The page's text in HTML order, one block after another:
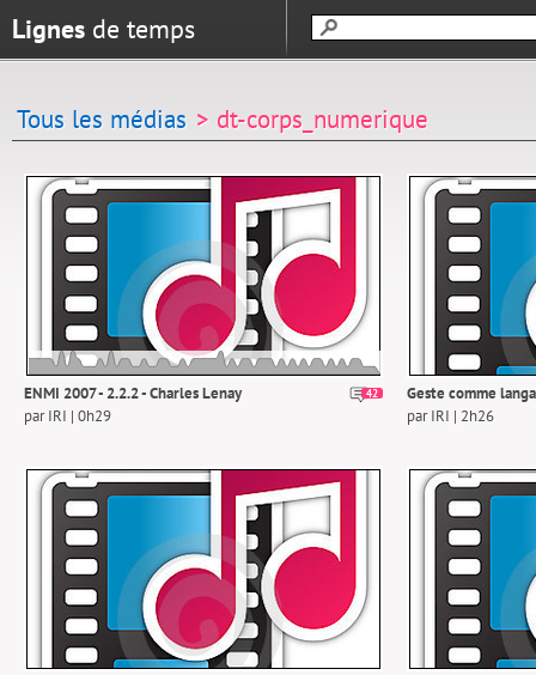
Lignes de temps
Tous les médias > dt-corps_numerique
42
ENMI 2007 - 2.2.2 - Charles Lenay
par IRI | 0h29
Geste comme
par IRI | 2h26